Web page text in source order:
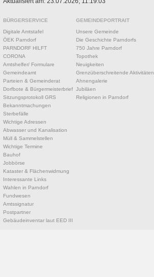
BÜRGERSERVICE
Digitale Amtstafel
ÖEK Parndorf
PARNDORF HILFT
CORONA
Amtshelfer/ Formulare
Gemeindeamt
Parteien & Gemeinderat
Dorfbote & Bürgermeisterbrief
Sitzungsprotokoll GRS
Bekanntmachungen
Sterbefälle
Wichtige Adressen
Abwasser und Kanalisation
Müll & Sammelstellen
Wichtige Termine
Bauhof
Jobbörse
Kataster & Flächenwidmung
Interessante Links
Wahlen in Parndorf
Fundwesen
Amtssignatur
Postpartner
Gebäudeinventar laut EED III
GEMEINDEPORTRAIT
Unsere Gemeinde
Die Geschichte Parndorfs
750 Jahre Parndorf
Topothek
Neuigkeiten
Grenzüberschreitende Aktivitäten
Ahnengalerie
Jubiläen
Religionen in Parndorf